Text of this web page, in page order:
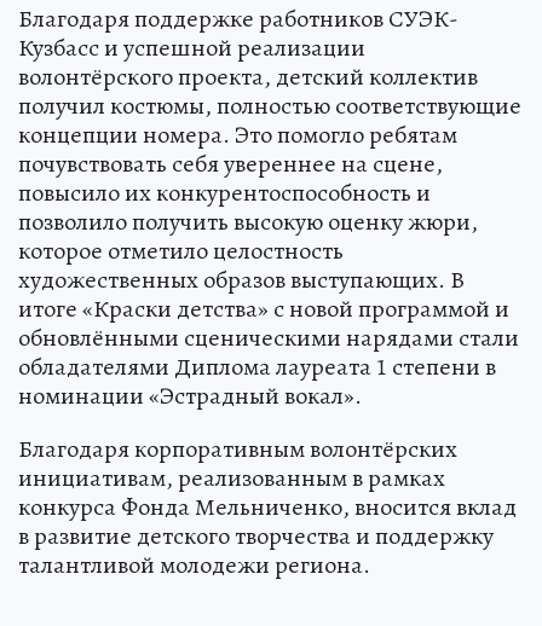
Благодаря поддержке работников СУЭК-
Кузбасс и успешной реализации
волонтёрского проекта, детский коллектив
получил костюмы, полностью соответствующие
концепции номера. Это помогло ребятам
почувствовать себя увереннее на сцене,
повысило их конкурентоспособность и
позволило получить высокую оценку жюри,
которое отметило целостность
художественных образов выступающих. В
итоге «Краски детства» с новой программой и
обновлёнными сценическими нарядами стали
обладателями Диплома лауреата 1 степени в
номинации «Эстрадный вокал».
Благодаря корпоративным волонтёрских
инициативам, реализованным в рамках
конкурса Фонда Мельниченко, вносится вклад
в развитие детского творчества и поддержку
талантливой молодежи региона.